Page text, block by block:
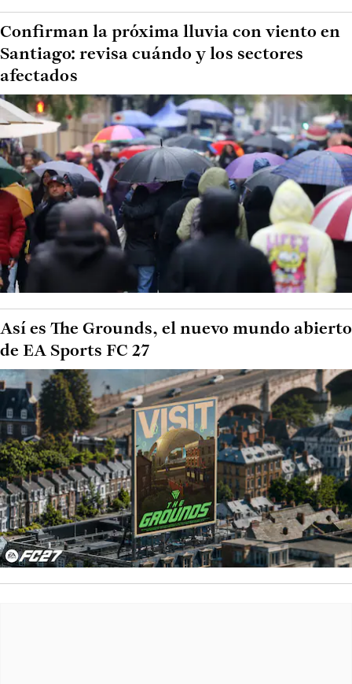
Confirman la próxima lluvia con viento en
Santiago: revisa cuándo y los sectores
afectados
Así es The Grounds, el nuevo mundo abierto
de EA Sports FC 27